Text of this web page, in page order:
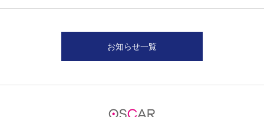
お知らせ一覧